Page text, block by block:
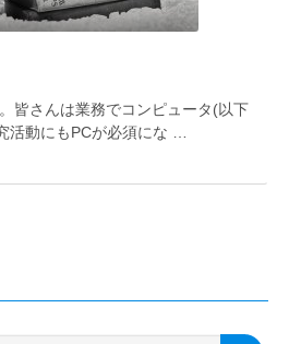
皆さんは業務でコンピュータ(以下
活動にもPCが必須にな …